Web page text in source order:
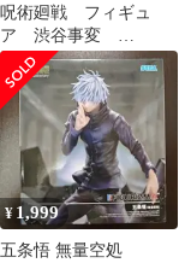
呪術廻戦 フィギュ
ア 渋谷事変
FIGURIZMα 五条悟
「無量空処」
¥ 1,999
五条悟 無量空処